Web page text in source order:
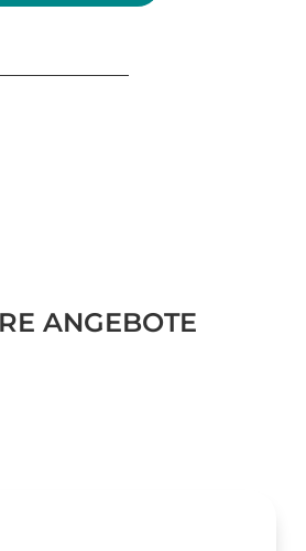
ANGEBOTE